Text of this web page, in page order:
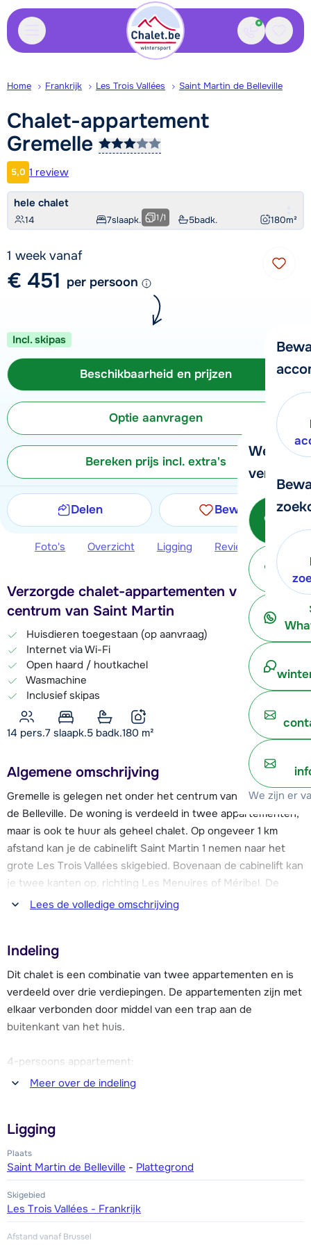
Contact
We
verder!
We zijn er
Home Frankrijk Les Trois Vallées Saint Martin de Belleville
Chalet-appartement
Gremelle
Klantwaardering
5,0 1 review
hele chalet
14 7slaapk. 5badk. 180m²
1/1
1 week vanaf
€ 451 per persoon
Incl. skipas
Beschikbaarheid en prijzen
Optie aanvragen
Bereken prijs incl. extra's
Delen Bewaren
Foto's Overzicht Ligging Reviews
Verzorgde chalet-appartementen vlakbij het
centrum van Saint Martin
Huisdieren toegestaan (op aanvraag)
Internet via Wi-Fi
Open haard / houtkachel
Wasmachine
Inclusief skipas
14 pers.7 slaapk.5 badk.180 m²
Algemene omschrijving
Gremelle is gelegen net onder het centrum van Saint Martin
de Belleville. De woning is verdeeld in twee appartementen,
maar is ook te huur als geheel chalet. Op ongeveer 1 km
afstand kan je de cabinelift Saint Martin 1 nemen naar het
grote Les Trois Vallées skigebied. Bovenaan de cabinelift kan
je twee kanten op, richting Les Menuires of Méribel. De
skibus stopt op ca. 60 meter afstand van Gremelle.
meter afstand en is voorzien van alle benodigde faciliteiten
zoals een supermarkt, bakker, restaurants, cafés en diverse
winkels.
Het chalet beschikt over gratis Wi-Fi internetverbinding en
het dorp.
Lees de volledige omschrijving
Indeling
Dit chalet is een combinatie van twee appartementen en is
verdeeld over drie verdiepingen. De appartementen zijn met
elkaar verbonden door middel van een trap aan de
buitenkant van het huis.
4-persoons appartement:
koelkast met vriesvak, vaatwasser, koffiezetapparaat en
waterkoker. Twee slaapkamers, waarvan één met een 2-
persoonsbed en één met twee 1-persoonsbedden. Twee
badkamers, waarvan één met een douche en één met een
bad en toilet. Apart toilet.
Meer over de indeling
Ligging
Plaats
Saint Martin de Belleville - Plattegrond
Skigebied
Les Trois Vallées - Frankrijk
Afstand vanaf Brussel